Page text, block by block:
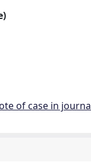
of case in